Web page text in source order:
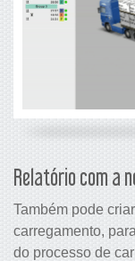
Relatório com a
Também pode
carregamento,
do processo de